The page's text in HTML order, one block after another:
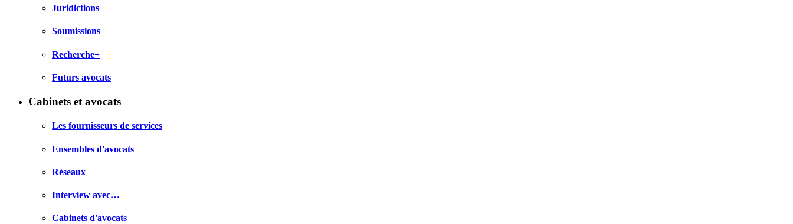
Juridictions
Soumissions
Recherche+
Futurs avocats
Cabinets et avocats
Les fournisseurs de services
Ensembles d'avocats
Réseaux
Interview avec…
Cabinets d'avocats